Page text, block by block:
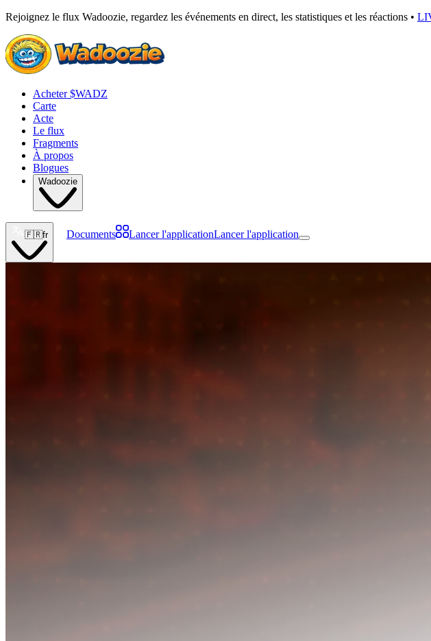
Rejoignez le flux Wadoozie, regardez les événements en direct, les statistiques et les réactions •
Acheter $WADZ
Carte
Acte
Le flux
Fragments
À propos
Blogues
Wadoozie
🇫🇷fr Documents Lancer l'applicationLancer l'application